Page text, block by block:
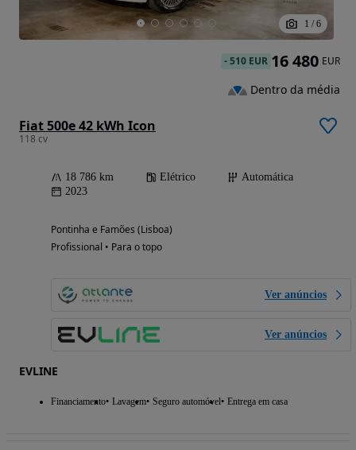
1 / 6
Fiat 500e 42 kWh Icon
118 cv
18 786 km Elétrico
Automática
2023
Pontinha e Famões (Lisboa)
Profissional • Para o topo
Ver anúncios
Ver anúncios
EVLINE
Financiamento Lavagem Seguro automóvel Entrega em casa
-510 EUR 16 480 EUR
Dentro da média